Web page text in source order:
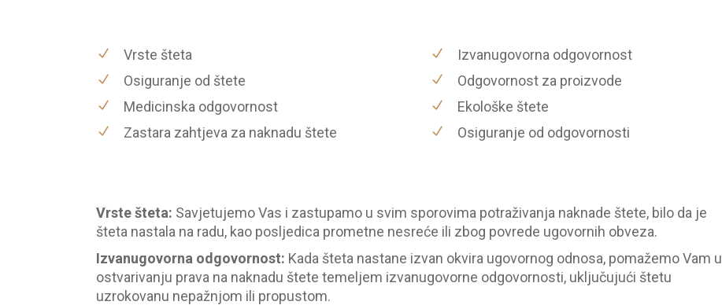
Vrste šteta
Osiguranje od štete
Medicinska odgovornost
Zastara zahtjeva za naknadu štete
Izvanugovorna odgovornost
Odgovornost za proizvode
Ekološke štete
Osiguranje od odgovornosti
Vrste šteta: Savjetujemo Vas i zastupamo u svim sporovima potraživanja naknade štete, bilo da je
šteta nastala na radu, kao posljedica prometne nesreće ili zbog povrede ugovornih obveza.
Izvanugovorna odgovornost: Kada šteta nastane izvan okvira ugovornog odnosa, pomažemo Vam u
ostvarivanju prava na naknadu štete temeljem izvanugovorne odgovornosti, uključujući štetu
uzrokovanu nepažnjom ili propustom.